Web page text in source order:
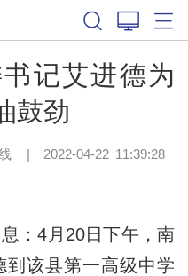
记艾进德为
鼓劲
| 2022-04-22 11:39:28
4月20日下午，南
到该县第一高级中学